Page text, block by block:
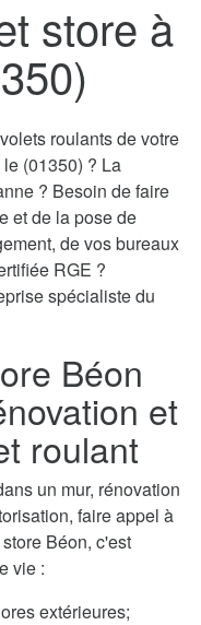
store à
roulants de votre
(01350) ? La
? Besoin de faire
et de la pose de
de vos bureaux
RGE ?
spécialiste du
Béon
et
roulant
un mur, rénovation
faire appel à
Béon, c'est
vie :
extérieures;